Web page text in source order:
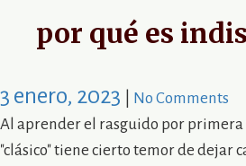
por qué es
3 enero, 2023
No Comments
Al aprender el rasguido por
"clásico" tiene cierto temor de dejar